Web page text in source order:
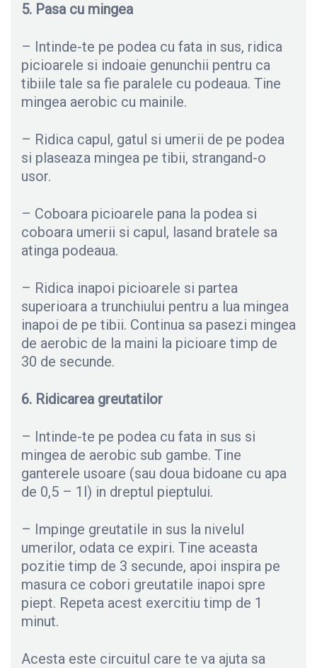
5. Pasa cu mingea
– Intinde-te pe podea cu fata in sus, ridica
picioarele si indoaie genunchii pentru ca
tibiile tale sa fie paralele cu podeaua. Tine
mingea aerobic cu mainile.
– Ridica capul, gatul si umerii de pe podea
si plaseaza mingea pe tibii, strangand-o
usor.
– Coboara picioarele pana la podea si
coboara umerii si capul, lasand bratele sa
atinga podeaua.
– Ridica inapoi picioarele si partea
superioara a trunchiului pentru a lua mingea
inapoi de pe tibii. Continua sa pasezi mingea
de aerobic de la maini la picioare timp de
30 de secunde.
6. Ridicarea greutatilor
– Intinde-te pe podea cu fata in sus si
mingea de aerobic sub gambe. Tine
ganterele usoare (sau doua bidoane cu apa
de 0,5 – 1l) in dreptul pieptului.
– Impinge greutatile in sus la nivelul
umerilor, odata ce expiri. Tine aceasta
pozitie timp de 3 secunde, apoi inspira pe
masura ce cobori greutatile inapoi spre
piept. Repeta acest exercitiu timp de 1
minut.
Acesta este circuitul care te va ajuta sa